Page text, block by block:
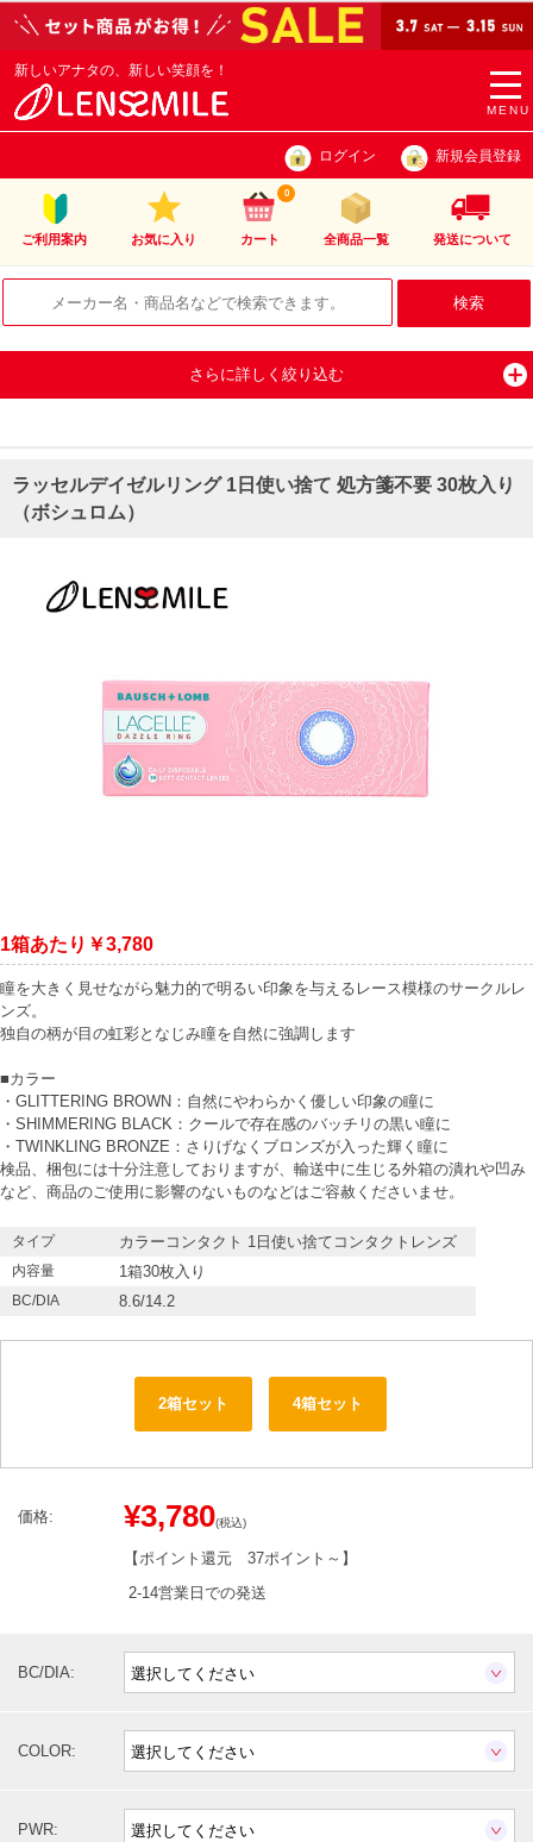
MENU
新しいアナタの、新しい笑顔を！
ログイン 新規会員登録
ご利用案内 お気に入り カート
0
全商品一覧 発送について
さらに詳しく絞り込む
ラッセルデイゼルリング 1日使い捨て 処方箋不要 30枚入り
（ボシュロム）
1箱あたり￥3,780
瞳を大きく見せながら魅力的で明るい印象を与えるレース模様のサークルレ
ンズ。
独自の柄が目の虹彩となじみ瞳を自然に強調します
■カラー
・GLITTERING BROWN：自然にやわらかく優しい印象の瞳に
・SHIMMERING BLACK：クールで存在感のバッチリの黒い瞳に
・TWINKLING BRONZE：さりげなくブロンズが入った輝く瞳に
検品、梱包には十分注意しておりますが、輸送中に生じる外箱の潰れや凹み
など、商品のご使用に影響のないものなどはご容赦くださいませ。
タイプ カラーコンタクト 1日使い捨てコンタクトレンズ
内容量 1箱30枚入り
BC/DIA 8.6/14.2
2箱セット 4箱セット
価格: ¥3,780(税込)
【ポイント還元 37ポイント～ 】
2-14営業日での発送
BC/DIA:
COLOR:
PWR: